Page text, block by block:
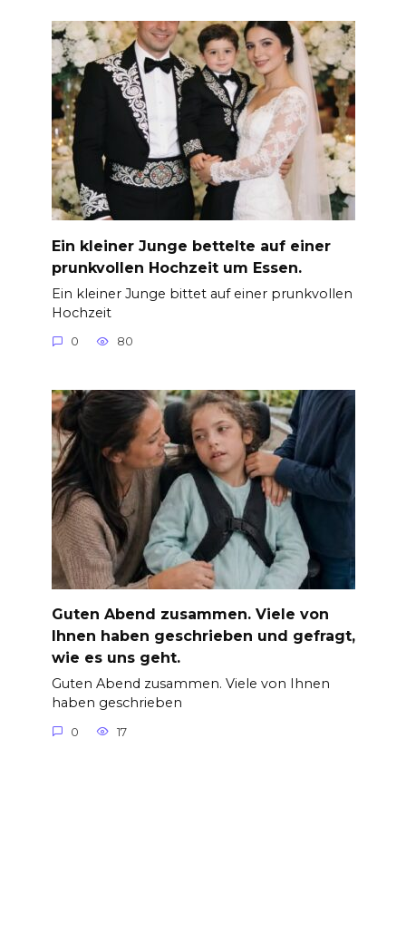
Ein kleiner Junge bettelte auf einer
prunkvollen Hochzeit um Essen.
Ein kleiner Junge bittet auf einer prunkvollen
Hochzeit
0 80
Guten Abend zusammen. Viele von
Ihnen haben geschrieben und gefragt,
wie es uns geht.
Guten Abend zusammen. Viele von Ihnen
haben geschrieben
0 17